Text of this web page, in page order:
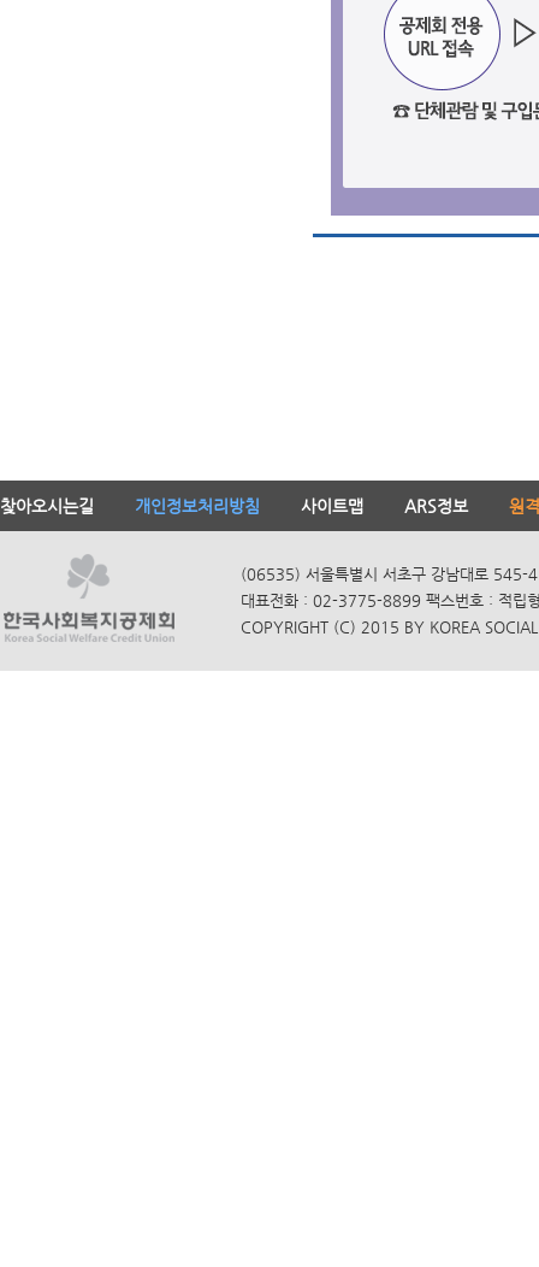
찾아오시는길 개인정보처리방침 사이트맵 ARS정보 원
(06535) 서울특별시 서초구 강남대로 545-
대표전화 : 02-3775-8899 팩스번호 : 적립
COPYRIGHT (C) 2015 BY KOREA SOCIAL